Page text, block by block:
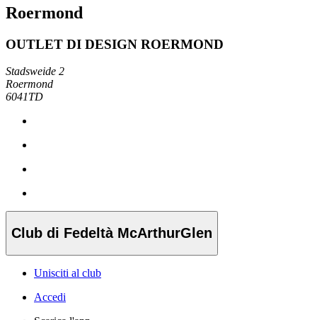
Roermond
OUTLET DI DESIGN ROERMOND
Stadsweide 2
Roermond
6041TD
Club di Fedeltà McArthurGlen
Unisciti al club
Accedi